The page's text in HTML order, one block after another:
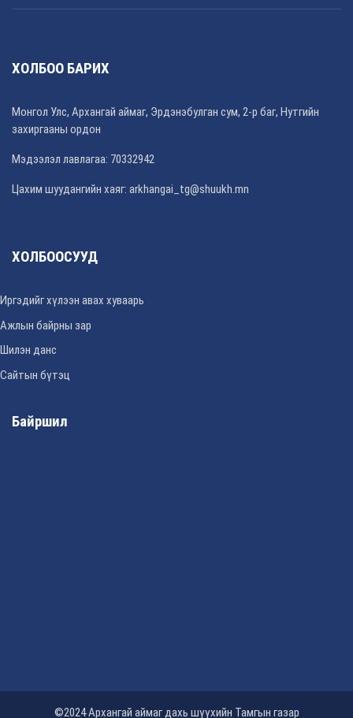
ХОЛБОО БАРИХ
Монгол Улс, Архангай аймаг, Эрдэнэбулган сум, 2-р баг, Нутгийн
захиргааны ордон
Мэдээлэл лавлагаа: 70332942
Цахим шуудангийн хаяг: arkhangai_tg@shuukh.mn
ХОЛБООСУУД
Иргэдийг хүлээн авах хуваарь
Ажлын байрны зар
Шилэн данс
Сайтын бүтэц
Байршил
©2024 Архангай аймаг дахь шүүхийн Тамгын газар